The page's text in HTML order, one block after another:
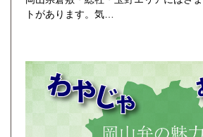
トがあります。気…